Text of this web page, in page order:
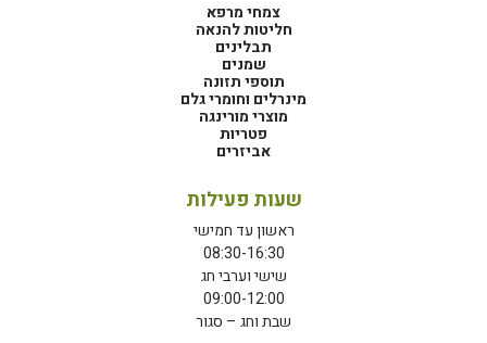
צמחי מרפא
חליטות להנאה
תבלינים
שמנים
תוספי תזונה
מינרלים וחומרי גלם
מוצרי מורינגה
פטריות
אביזרים
שעות פעילות
ראשון עד חמישי
08:30-16:30
שישי וערבי חג
09:00-12:00
שבת וחג – סגור